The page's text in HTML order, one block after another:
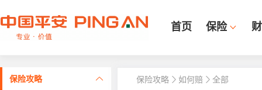
首页 保险
保险攻略 保险攻略 如何赔 全部